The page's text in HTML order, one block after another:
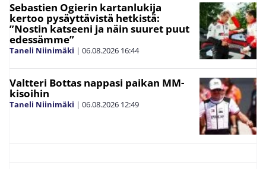
Sebastien Ogierin kartanlukija
kertoo pysäyttävistä hetkistä:
”Nostin katseeni ja näin suuret puut
edessämme”
Taneli Niinimäki | 06.08.2026 16:44
Valtteri Bottas nappasi paikan MM-
kisoihin
Taneli Niinimäki | 06.08.2026 12:49